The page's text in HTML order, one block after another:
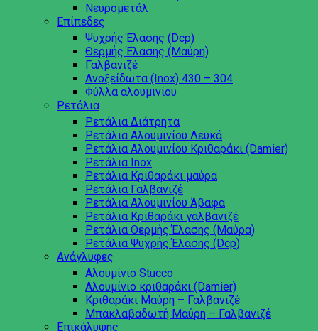
Νευρομετάλ
Επίπεδες
Ψυχρής Έλασης (Dcp)
Θερμής Έλασης (Μαύρη)
Γαλβανιζέ
Ανοξείδωτα (Inox) 430 – 304
Φύλλα αλουμινίου
Ρετάλια
Ρετάλια Διάτρητα
Ρετάλια Αλουμινίου Λευκά
Ρετάλια Αλουμινίου Κριθαράκι (Damier)
Ρετάλια Inox
Ρετάλια Κριθαράκι μαύρα
Ρετάλια Γαλβανιζέ
Ρετάλια Αλουμινίου Άβαφα
Ρετάλια Κριθαράκι γαλβανιζέ
Ρετάλια Θερμής Έλασης (Μαύρα)
Ρετάλια Ψυχρής Έλασης (Dcp)
Ανάγλυφες
Αλουμίνιο Stucco
Αλουμίνιο κριθαράκι (Damier)
Κριθαράκι Μαύρη – Γαλβανιζέ
Μπακλαβαδωτή Μαύρη – Γαλβανιζέ
Επικάλυψης